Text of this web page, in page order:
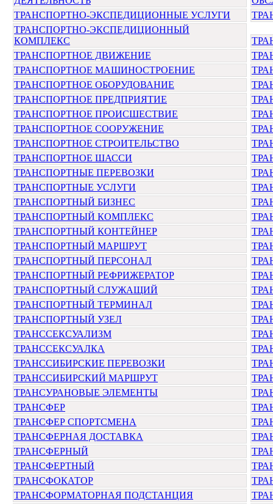
ТРАНСПОРТНО-ЭКСПЕДИЦИОННЫЕ УСЛУГИ
ТРАНСПОРТНО-ЭКСПЕДИЦИОННЫЙ
КОМПЛЕКС
ТРАНСПОРТНОЕ ДВИЖЕНИЕ
ТРАНСПОРТНОЕ МАШИНОСТРОЕНИЕ
ТРАНСПОРТНОЕ ОБОРУДОВАНИЕ
ТРАНСПОРТНОЕ ПРЕДПРИЯТИЕ
ТРАНСПОРТНОЕ ПРОИСШЕСТВИЕ
ТРАНСПОРТНОЕ СООРУЖЕНИЕ
ТРАНСПОРТНОЕ СТРОИТЕЛЬСТВО
ТРАНСПОРТНОЕ ШАССИ
ТРАНСПОРТНЫЕ ПЕРЕВОЗКИ
ТРАНСПОРТНЫЕ УСЛУГИ
ТРАНСПОРТНЫЙ БИЗНЕС
ТРАНСПОРТНЫЙ КОМПЛЕКС
ТРАНСПОРТНЫЙ КОНТЕЙНЕР
ТРАНСПОРТНЫЙ МАРШРУТ
ТРАНСПОРТНЫЙ ПЕРСОНАЛ
ТРАНСПОРТНЫЙ РЕФРИЖЕРАТОР
ТРАНСПОРТНЫЙ СЛУЖАЩИЙ
ТРАНСПОРТНЫЙ ТЕРМИНАЛ
ТРАНСПОРТНЫЙ УЗЕЛ
ТРАНССЕКСУАЛИЗМ
ТРАНССЕКСУАЛКА
ТРАНССИБИРСКИЕ ПЕРЕВОЗКИ
ТРАНССИБИРСКИЙ МАРШРУТ
ТРАНСУРАНОВЫЕ ЭЛЕМЕНТЫ
ТРАНСФЕР
ТРАНСФЕР СПОРТСМЕНА
ТРАНСФЕРНАЯ ДОСТАВКА
ТРАНСФЕРНЫЙ
ТРАНСФЕРТНЫЙ
ТРАНСФОКАТОР
ТРАНСФОРМАТОРНАЯ ПОДСТАНЦИЯ